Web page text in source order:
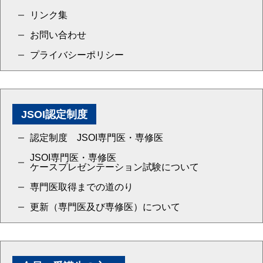
リンク集
お問い合わせ
プライバシーポリシー
JSOI認定制度
認定制度 JSOI専門医・専修医
JSOI専門医・専修医
ケースプレゼンテーション試験について
専門医取得までの道のり
更新（専門医及び専修医）について